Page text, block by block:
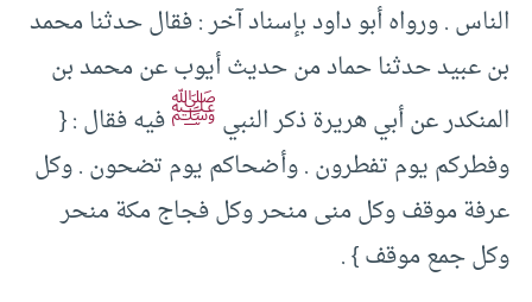
الناس . ورواه أبو داود بإسناد آخر : فقال حدثنا محمد
بن عبيد حدثنا حماد من حديث أيوب عن محمد بن
المنكدر عن أبي هريرة ذكر النبيﷺفيه فقال : {
وفطركم يوم تفطرون . وأضحاكم يوم تضحون . وكل
عرفة موقف وكل منى منحر وكل فجاج مكة منحر
وكل جمع موقف } .